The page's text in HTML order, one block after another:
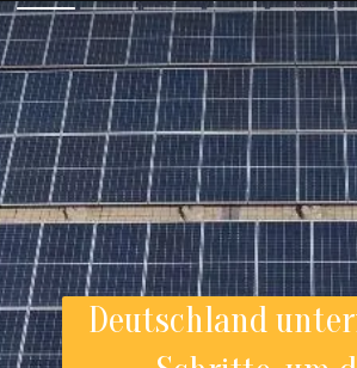
Deutschland